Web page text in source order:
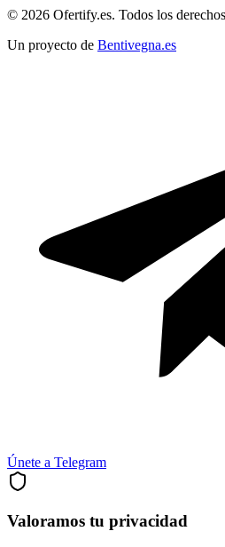
© 2026 Ofertify.es. Todos los
Un proyecto de Bentivegna.es
Únete a Telegram
Valoramos tu privacidad